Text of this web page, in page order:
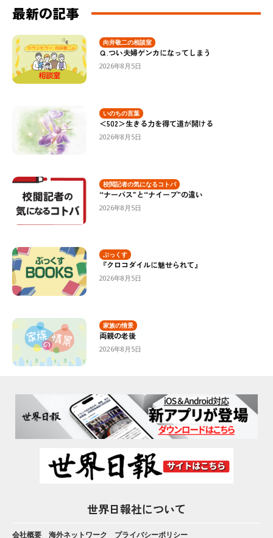
最新の記事
向井敬二の相談室
Ｑ.つい夫婦ゲンカになってしまう
2026年8月5日
いのちの言葉
＜502＞生きる力を得て道が開ける
2026年8月5日
校閲記者の気になるコトバ
“ナーバス”と“ナイーブ”の違い
2026年8月5日
ぶっくす
『クロコダイルに魅せられて』
2026年8月5日
家族の情景
両親の老後
2026年8月5日
世界日報社について
会社概要 海外ネットワーク プライバシーポリシー